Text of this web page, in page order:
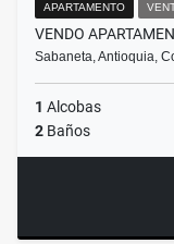
APARTAMENTO
VENDO
Sabaneta, Antioquia,
1 Alcobas
2 Baños